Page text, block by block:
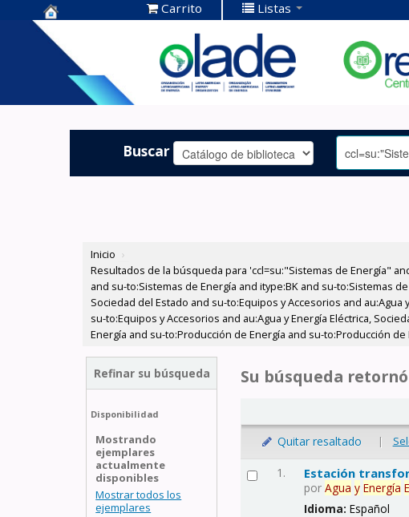
Centro de
Documentación
OLADE -
Carrito Listas
Buscar
Inicio ›
Resultados de la búsqueda para 'ccl=su:"Sistemas de Energía"
and su-to:Sistemas de Energía and itype:BK and su-to:Sistemas
Sociedad del Estado and su-to:Equipos y Accesorios and
su-to:Equipos y Accesorios and au:Agua y Energía Eléctrica,
Energía and su-to:Producción de Energía and su-to:Producción de
Refinar su búsqueda
Disponibilidad
Mostrando
ejemplares
actualmente
disponibles
Mostrar todos los
ejemplares
Su búsqueda
Quitar resaltado |
1. Estación
porAgua y Energía
Idioma:Español